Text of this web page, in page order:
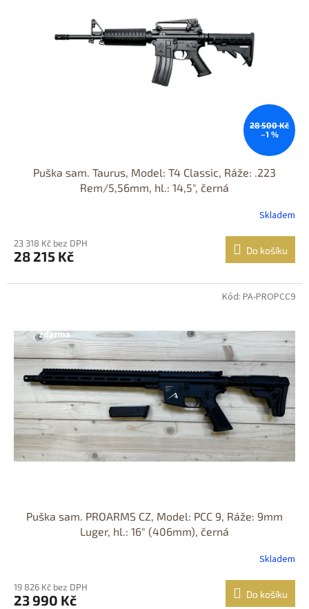
28 500 Kč
–1 %
Puška sam. Taurus, Model: T4 Classic, Ráže: .223
Rem/5,56mm, hl.: 14,5", černá
Skladem
23 318 Kč bez DPH
28 215 Kč Do košíku
zdarma
Puška sam. PROARMS CZ, Model: PCC 9, Ráže: 9mm
Luger, hl.: 16" (406mm), černá
Skladem
19 826 Kč bez DPH
23 990 Kč Do košíku
Kód: PA-PROPCC9